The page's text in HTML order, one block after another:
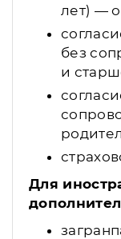
лет) —
без
и
Для